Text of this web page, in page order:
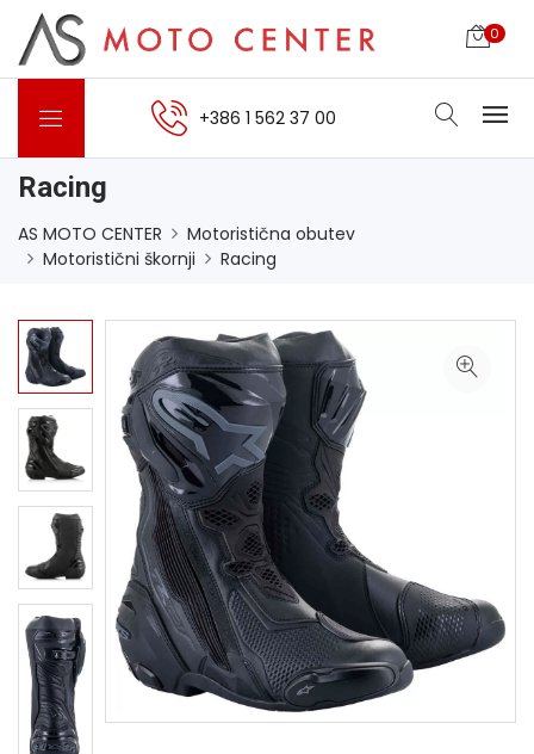
0
+386 1 562 37 00
Racing
AS MOTO CENTER
Motoristična obutev
Motoristični škornji
Racing